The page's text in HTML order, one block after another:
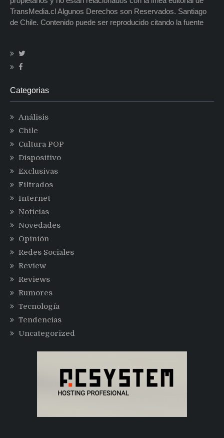
TransMedia.cl Algunos Derechos son Reservados. Santiago
de Chile. Contenido puede ser reproducido citando la fuente
Categorias
Análisis
Chile
Cultura POP
Dispositivo
Exclusivas
Filtrados
Internet
Noticias
Novedades
Opinión
Redes Sociales
Review
Reviews
Rumores
Tecnología
Tendencias
Uncategorized